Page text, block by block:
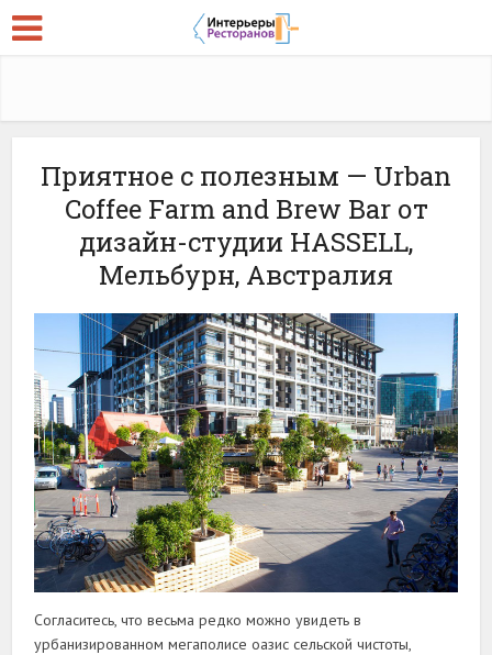
Приятное с полезным — Urban
Coffee Farm and Brew Bar от
дизайн-студии HASSELL,
Мельбурн, Австралия
Согласитесь, что весьма редко можно увидеть в
урбанизированном мегаполисе оазис сельской чистоты,